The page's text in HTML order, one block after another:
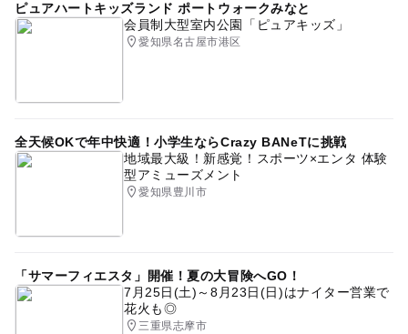
ピュアハートキッズランド ポートウォークみなと
会員制大型室内公園「ピュアキッズ」
愛知県名古屋市港区
全天候OKで年中快適！小学生ならCrazy BANeTに挑戦
地域最大級！新感覚！スポーツ×エンタ 体験
型アミューズメント
愛知県豊川市
「サマーフィエスタ」開催！夏の大冒険へGO！
7月25日(土)～8月23日(日)はナイター営業で
花火も◎
三重県志摩市